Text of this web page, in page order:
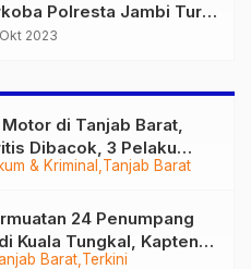
Polresta Jambi Turut
Paket Sabu Siap Edar
2023
& Kriminal Tanjab Barat
di Tanjab Barat,
Dibacok, 3 Pelaku
Barat Terkini
24 Penumpang
Kuala Tungkal, Kapten